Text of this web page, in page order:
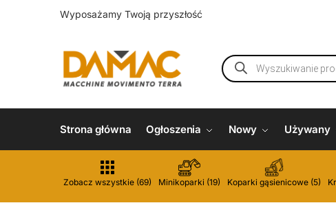
Wyposażamy Twoją przyszłość
Strona główna Ogłoszenia Nowy Używany
Zobacz wszystkie (69) Minikoparki (19) Koparki gąsienicowe (5)